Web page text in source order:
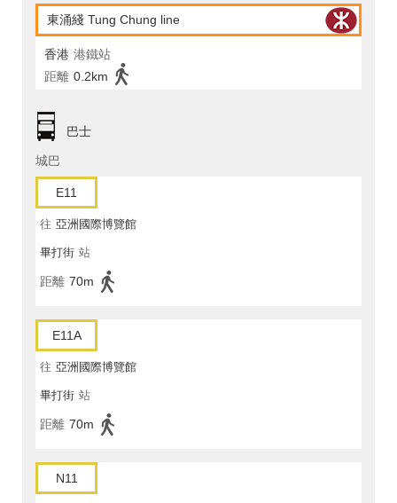
東涌綫 Tung Chung line
香港 港鐵站
距離 0.2km
巴士
城巴
E11
往 亞洲國際博覽館
畢打街 站
距離 70m
E11A
往 亞洲國際博覽館
畢打街 站
距離 70m
N11